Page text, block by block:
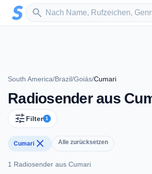
Zum Hauptinhalt springen
search
Sender suchen
South America/Brazil/Goiás/Cumari
Radiosender aus
tune Filter 1
Cumari close Alle zurücksetzen
1 Radiosender aus Cumari